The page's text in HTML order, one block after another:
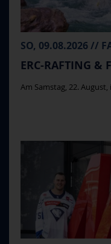
SO, 09.08.2026 //
ERC-RAFTING &
Am Samstag, 22. August,